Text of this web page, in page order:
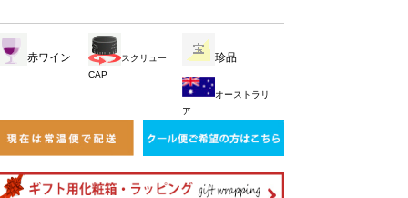
赤ワイン
スクリュー
CAP
珍品
オーストラリ
ア